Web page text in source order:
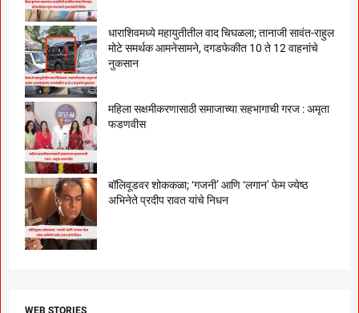
धाराशिवमध्ये महायुतीतील वाद चिघळला; तानाजी सावंत-राहुल
मोटे समर्थक आमनेसामने, दगडफेकीत 10 ते 12 वाहनांचे
नुकसान
महिला सक्षमीकरणासाठी समाजाच्या सहभागाची गरज : अमृता
फडणवीस
बॉलिवूडवर शोककळा; ‘गजनी’ आणि ‘लगान’ फेम ज्येष्ठ
अभिनेते प्रदीप रावत यांचे निधन
WEB STORIES